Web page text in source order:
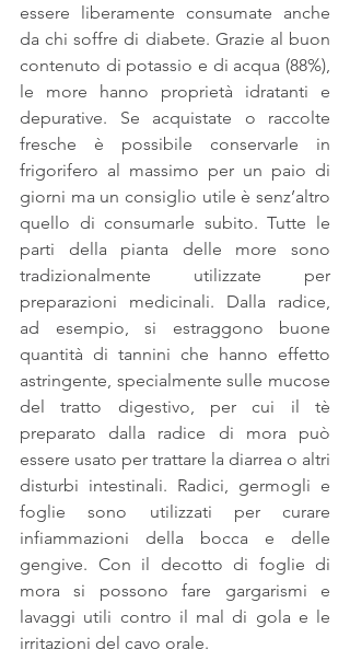
essere liberamente consumate anche
da chi soffre di diabete. Grazie al buon
contenuto di potassio e di acqua (88%),
le more hanno proprietà idratanti e
depurative. Se acquistate o raccolte
fresche è possibile conservarle in
frigorifero al massimo per un paio di
giorni ma un consiglio utile è senz’altro
quello di consumarle subito. Tutte le
parti della pianta delle more sono
tradizionalmente utilizzate per
preparazioni medicinali. Dalla radice,
ad esempio, si estraggono buone
quantità di tannini che hanno effetto
astringente, specialmente sulle mucose
del tratto digestivo, per cui il tè
preparato dalla radice di mora può
essere usato per trattare la diarrea o altri
disturbi intestinali. Radici, germogli e
foglie sono utilizzati per curare
infiammazioni della bocca e delle
gengive. Con il decotto di foglie di
mora si possono fare gargarismi e
lavaggi utili contro il mal di gola e le
irritazioni del cavo orale.